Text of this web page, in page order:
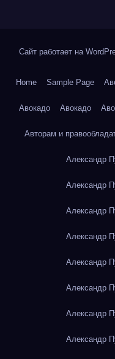
Сайт работает на
Home Sample Page
Авокадо Авокадо
Авторам и
Александр
Александр
Александр
Александр
Александр
Александр
Александр
Александр